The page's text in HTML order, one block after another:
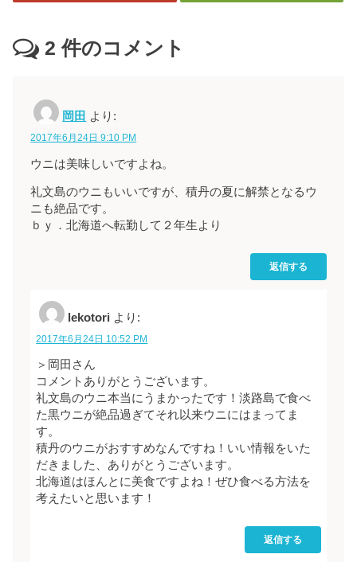
2 件のコメント
岡田 より:
2017年6月24日 9:10 PM
ウニは美味しいですよね。
礼文島のウニもいいですが、積丹の夏に解禁となるウ
ニも絶品です。
ｂｙ．北海道へ転勤して２年生より
返信する
lekotori より:
2017年6月24日 10:52 PM
＞岡田さん
コメントありがとうございます。
礼文島のウニ本当にうまかったです！淡路島で食べ
た黒ウニが絶品過ぎてそれ以来ウニにはまってま
す。
積丹のウニがおすすめなんですね！いい情報をいた
だきました、ありがとうございます。
北海道はほんとに美食ですよね！ぜひ食べる方法を
考えたいと思います！
返信する